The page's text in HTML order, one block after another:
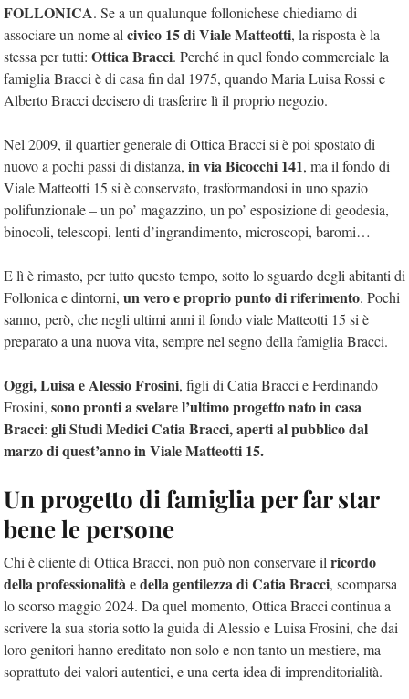
FOLLONICA. Se a un qualunque follonichese chiediamo di
associare un nome al civico 15 di Viale Matteotti, la risposta è la
stessa per tutti: Ottica Bracci. Perché in quel fondo commerciale la
famiglia Bracci è di casa fin dal 1975, quando Maria Luisa Rossi e
Alberto Bracci decisero di trasferire lì il proprio negozio.
Nel 2009, il quartier generale di Ottica Bracci si è poi spostato di
nuovo a pochi passi di distanza, in via Bicocchi 141, ma il fondo di
Viale Matteotti 15 si è conservato, trasformandosi in uno spazio
polifunzionale – un po’ magazzino, un po’ esposizione di geodesia,
binocoli, telescopi, lenti d’ingrandimento, microscopi, baromi…
E lì è rimasto, per tutto questo tempo, sotto lo sguardo degli abitanti di
Follonica e dintorni, un vero e proprio punto di riferimento. Pochi
sanno, però, che negli ultimi anni il fondo viale Matteotti 15 si è
preparato a una nuova vita, sempre nel segno della famiglia Bracci.
Oggi, Luisa e Alessio Frosini, figli di Catia Bracci e Ferdinando
Frosini, sono pronti a svelare l’ultimo progetto nato in casa
Bracci: gli Studi Medici Catia Bracci, aperti al pubblico dal
marzo di quest’anno in Viale Matteotti 15.
Un progetto di famiglia per far star
bene le persone
Chi è cliente di Ottica Bracci, non può non conservare il ricordo
della professionalità e della gentilezza di Catia Bracci, scomparsa
lo scorso maggio 2024. Da quel momento, Ottica Bracci continua a
scrivere la sua storia sotto la guida di Alessio e Luisa Frosini, che dai
loro genitori hanno ereditato non solo e non tanto un mestiere, ma
soprattuto dei valori autentici, e una certa idea di imprenditorialità.